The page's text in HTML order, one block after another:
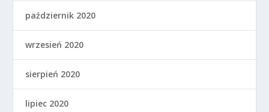
październik 2020
wrzesień 2020
sierpień 2020
lipiec 2020